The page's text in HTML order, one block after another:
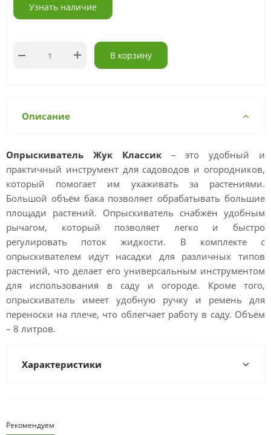
Узнать наличие
В корзину
Описание
Опрыскиватель Жук Классик– это удобный и
практичный инструмент для садоводов и огородников,
который помогает им ухаживать за растениями.
Большой объём бака позволяет обрабатывать большие
площади растений. Опрыскиватель снабжён удобным
рычагом, который позволяет легко и быстро
регулировать поток жидкости. В комплекте с
опрыскивателем идут насадки для различных типов
растений, что делает его универсальным инструментом
для использования в саду и огороде. Кроме того,
опрыскиватель имеет удобную ручку и ремень для
переноски на плече, что облегчает работу в саду. Объём
– 8 литров.
Характеристики
Рекомендуем